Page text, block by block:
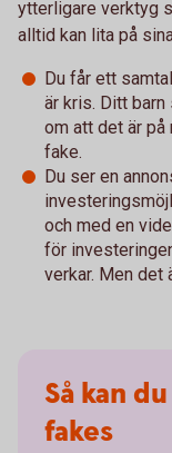
ytterligare verktyg
alltid kan lita på
Du får ett
är kris. Ditt
om att det är på
fake.
Du ser en
och med en
för
verkar. Men det
Så kan
fakes